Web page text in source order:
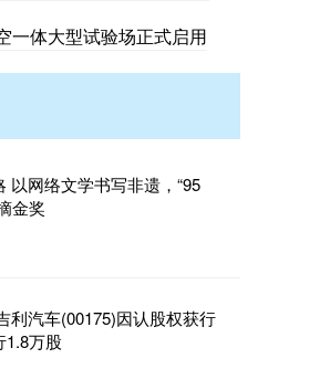
一体大型试验场正式启用
以网络文学书写非遗，“95
金奖
利汽车(00175)因认股权获行
1.8万股